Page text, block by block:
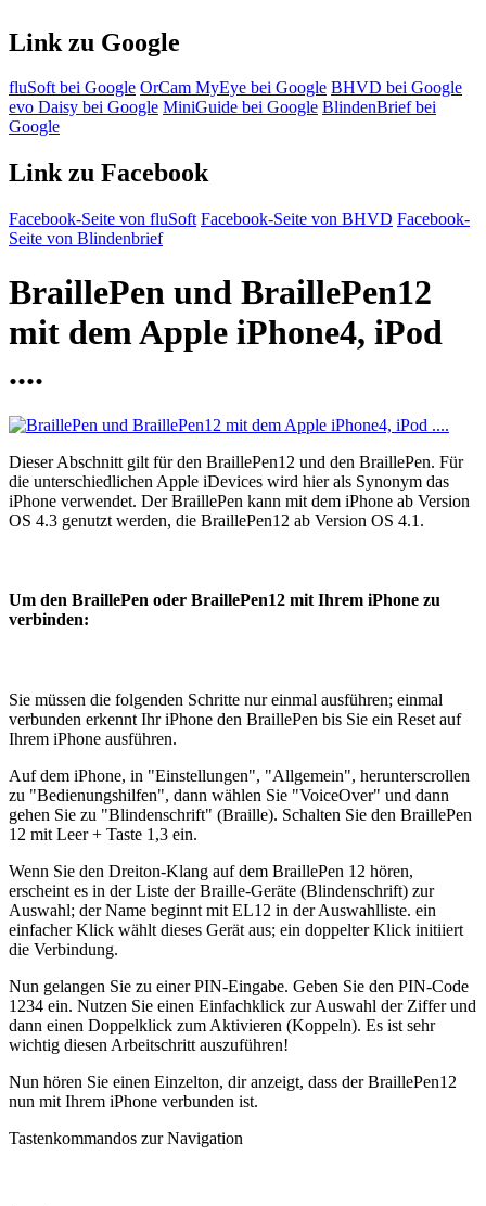
Link zu Google
fluSoft bei Google OrCam MyEye bei Google BHVD bei Google
evo Daisy bei Google MiniGuide bei Google BlindenBrief bei
Google
Link zu Facebook
Facebook-Seite von fluSoft Facebook-Seite von BHVD Facebook-
Seite von Blindenbrief
BraillePen und BraillePen12
mit dem Apple iPhone4, iPod
....
Dieser Abschnitt gilt für den BraillePen12 und den BraillePen. Für
die unterschiedlichen Apple iDevices wird hier als Synonym das
iPhone verwendet. Der BraillePen kann mit dem iPhone ab Version
OS 4.3 genutzt werden, die BraillePen12 ab Version OS 4.1.
Um den BraillePen oder BraillePen12 mit Ihrem iPhone zu
verbinden:
Sie müssen die folgenden Schritte nur einmal ausführen; einmal
verbunden erkennt Ihr iPhone den BraillePen bis Sie ein Reset auf
Ihrem iPhone ausführen.
Auf dem iPhone, in "Einstellungen", "Allgemein", herunterscrollen
zu "Bedienungshilfen", dann wählen Sie "VoiceOver" und dann
gehen Sie zu "Blindenschrift" (Braille). Schalten Sie den BraillePen
12 mit Leer + Taste 1,3 ein.
Wenn Sie den Dreiton-Klang auf dem BraillePen 12 hören,
erscheint es in der Liste der Braille-Geräte (Blindenschrift) zur
Auswahl; der Name beginnt mit EL12 in der Auswahlliste. ein
einfacher Klick wählt dieses Gerät aus; ein doppelter Klick initiiert
die Verbindung.
Nun gelangen Sie zu einer PIN-Eingabe. Geben Sie den PIN-Code
1234 ein. Nutzen Sie einen Einfachklick zur Auswahl der Ziffer und
dann einen Doppelklick zum Aktivieren (Koppeln). Es ist sehr
wichtig diesen Arbeitschritt auszuführen!
Nun hören Sie einen Einzelton, dir anzeigt, dass der BraillePen12
nun mit Ihrem iPhone verbunden ist.
Tastenkommandos zur Navigation